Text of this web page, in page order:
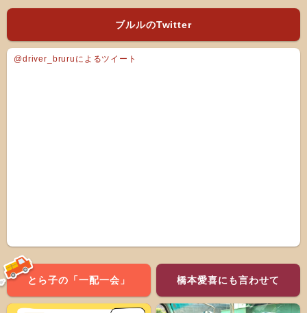
ブルルのTwitter
@driver_bruruによるツイート
とら子の「一配一会」 橋本愛喜にも言わせて